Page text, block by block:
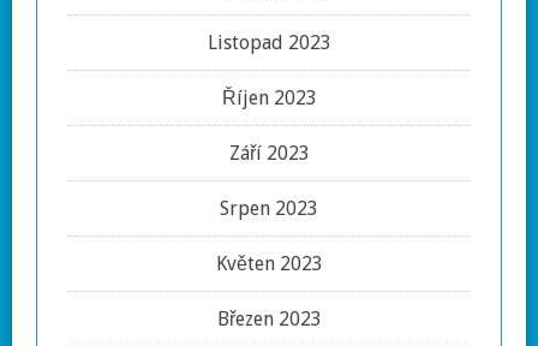
Listopad 2023
Říjen 2023
Září 2023
Srpen 2023
Květen 2023
Březen 2023